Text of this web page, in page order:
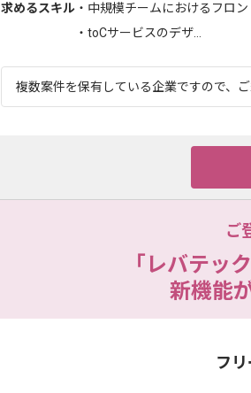
求めるスキル ・中規模チームにおけるフロ
・toCサービスのデザ...
複数案件を保有している企業ですので、
ご
「レバテッ
新機能
フ